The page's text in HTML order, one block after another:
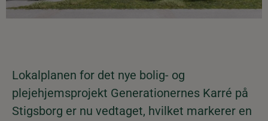
Lokalplanen for det nye bolig- og
plejehjemsprojekt Generationernes Karré på
Stigsborg er nu vedtaget, hvilket markerer en